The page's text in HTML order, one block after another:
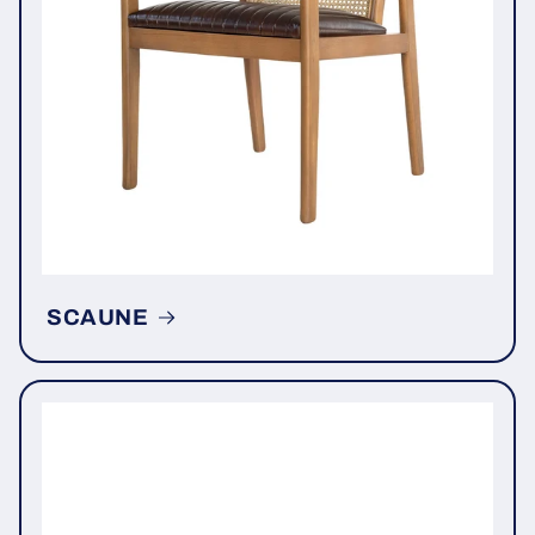
SCAUNE